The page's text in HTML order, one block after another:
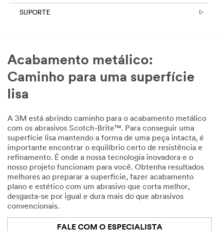
SUPORTE
Acabamento metálico:
Caminho para uma superfície
lisa
A 3M está abrindo caminho para o acabamento metálico
com os abrasivos Scotch-Brite™. Para conseguir uma
superfície lisa mantendo a forma de uma peça intacta, é
importante encontrar o equilíbrio certo de resistência e
refinamento. É onde a nossa tecnologia inovadora e o
nosso projeto funcionam para você. Obtenha resultados
melhores ao preparar a superficie, fazer acabamento
plano e estético com um abrasivo que corta melhor,
desgasta-se por igual e dura mais do que abrasivos
convencionais.
FALE COM O ESPECIALISTA